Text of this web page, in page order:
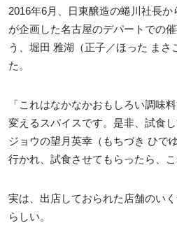
2016年6月、日東醸造の蜷川社長
が企画した名古屋のデパートでの
う、堀田 雅湖（正子／ほった まさ
た。
「これはなかなかおもしろい調味
変えるスパイスです。是非、試食
ジョウの望月英幸（もちづき ひで
行かれ、試食させてもらったら、こ
実は、出店しておられた店舗のい
らしい。